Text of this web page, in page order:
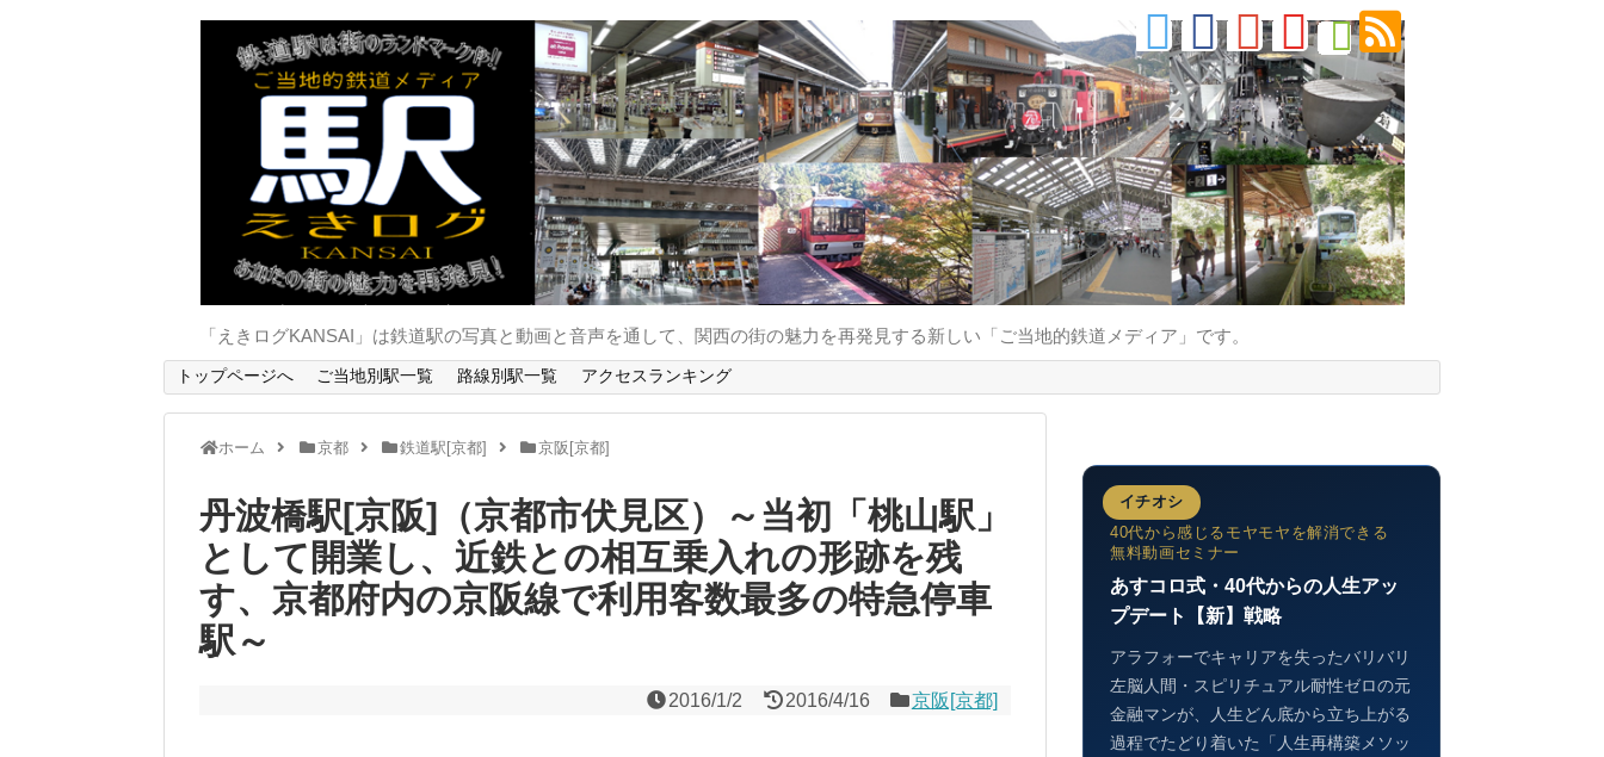
「えきログKANSAI」は鉄道駅の写真と動画と音声を通して、関西の街の魅力を再発見する新しい「ご当地的鉄道メディア」です。
トップページへ ご当地別駅一覧 路線別駅一覧 アクセスランキング
ホーム 京都 鉄道駅[京都] 京阪[京都]
丹波橋駅[京阪]（京都市伏見区）～当初「桃山駅」
として開業し、近鉄との相互乗入れの形跡を残
す、京都府内の京阪線で利用客数最多の特急停車
駅～
2016/1/2 2016/4/16 京阪[京都]
イチオシ
40代から感じるモヤモヤを解消できる
無料動画セミナー
あすコロ式・40代からの人生アッ
プデート【新】戦略
アラフォーでキャリアを失ったバリバリ
左脳人間・スピリチュアル耐性ゼロの元
金融マンが、人生どん底から立ち上がる
過程でたどり着いた「人生再構築メソッ